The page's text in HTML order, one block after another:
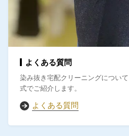
よくある質問
染み抜き宅配クリーニングについて
式でご紹介します。
よくある質問